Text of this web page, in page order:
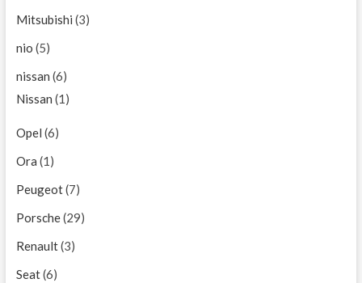
Mitsubishi (3)
nio (5)
nissan (6)
Nissan (1)
Opel (6)
Ora (1)
Peugeot(7)
Porsche(29)
Renault(3)
Seat(6)